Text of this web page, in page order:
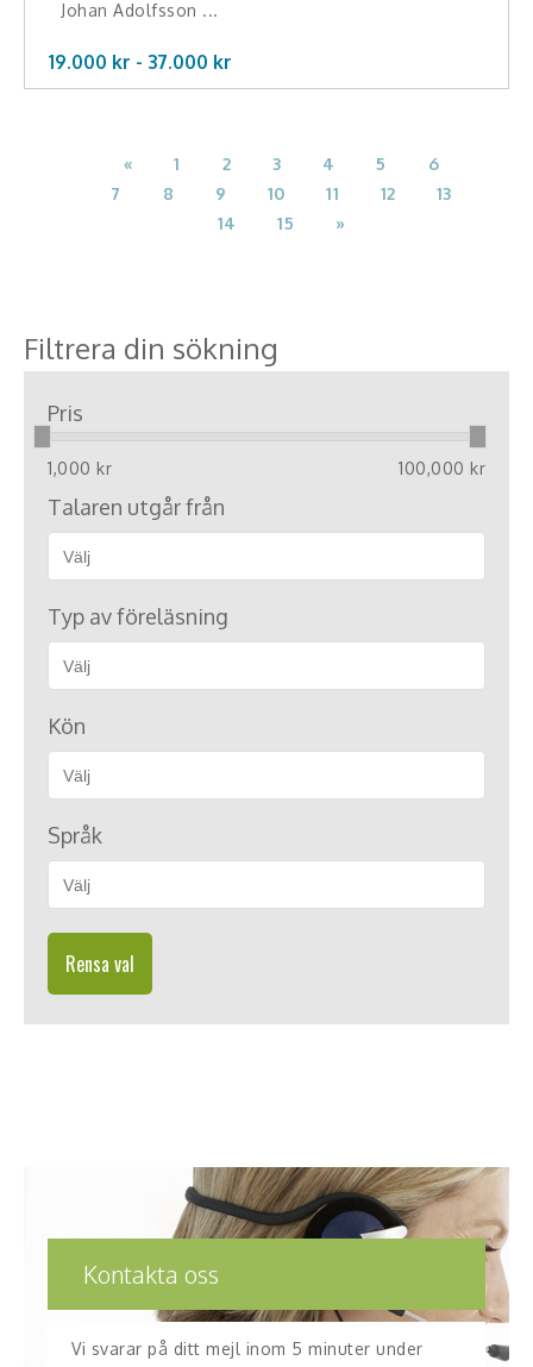
Johan Adolfsson ...
19.000 kr - 37.000 kr
« 1 2 3 4 5
6
7
8 9 10 11 12
13
14
15 »
Filtrera din sökning
Pris
1,000 kr 100,000 kr
Talaren utgår från
Typ av föreläsning
Kön
Språk
Rensa val
Kontakta oss
Vi svarar på ditt mejl inom 5 minuter under